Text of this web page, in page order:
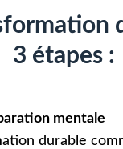
3 étapes :
mentale
durable